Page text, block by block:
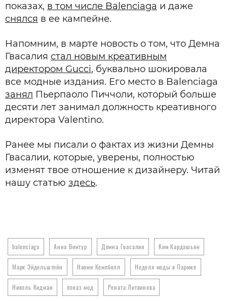
показах, в том числе Balenciaga и даже
снялся в ее кампейне.
Напомним, в марте новость о том, что Демна
Гвасалия стал новым креативным
директором Gucci, буквально шокировала
все модные издания. Его место в Balenciaga
занял Пьерпаоло Пиччоли, который больше
десяти лет занимал должность креативного
директора Valentino.
Ранее мы писали о фактах из жизни Демны
Гвасалии, которые, уверены, полностью
изменят твое отношение к дизайнеру. Читай
нашу статью здесь.
balenciaga Анна Винтур Демна Гвасалия Ким Кардашьян
Марк Эйдельштейн Наоми Кемпбелл Неделя моды в Париже
Николь Кидман показ мод Рената Литвинова